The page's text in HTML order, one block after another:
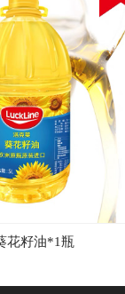
籽油*1瓶